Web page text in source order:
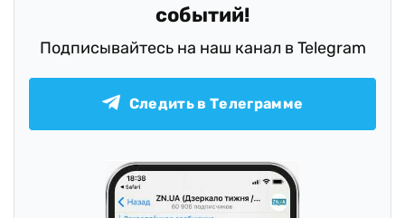
событий!
Подписывайтесь на наш канал в Telegram
Следить в Телеграмме